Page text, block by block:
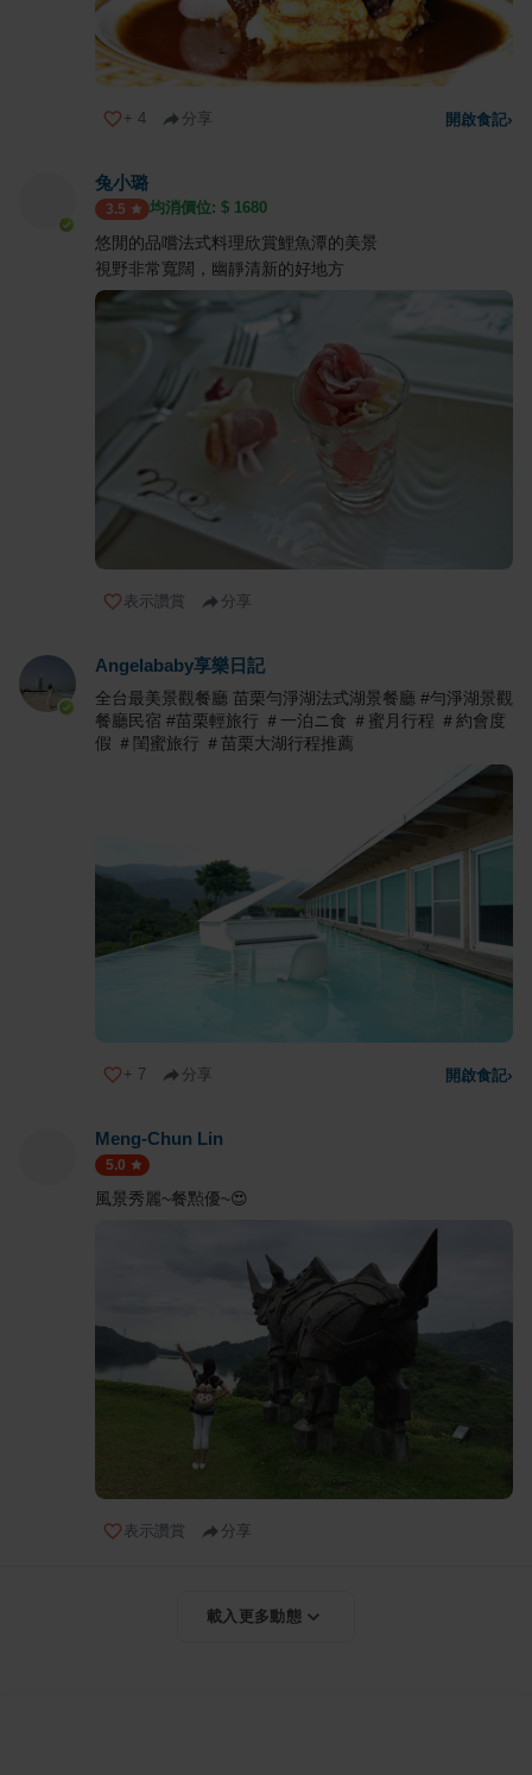
+ 4 分享 開啟食記›
兔小璐
3.5 均消價位: $ 1680
悠閒的品嚐法式料理欣賞鯉魚潭的美景
視野非常寬闊，幽靜清新的好地方
表示讚賞 分享
Angelababy享樂日記
全台最美景觀餐廳 苗栗勻淨湖法式湖景餐廳 #勻淨湖景觀
餐廳民宿 #苗栗輕旅行 ＃一泊ニ食 ＃蜜月行程 ＃約會度
假 ＃閨蜜旅行 ＃苗栗大湖行程推薦
+ 7 分享 開啟食記›
Meng-Chun Lin
5.0
風景秀麗~餐㸃優~😍
表示讚賞 分享
載入更多動態